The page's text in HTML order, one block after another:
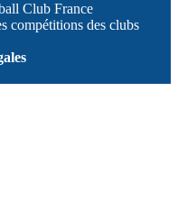
Club France
compétitions des clubs